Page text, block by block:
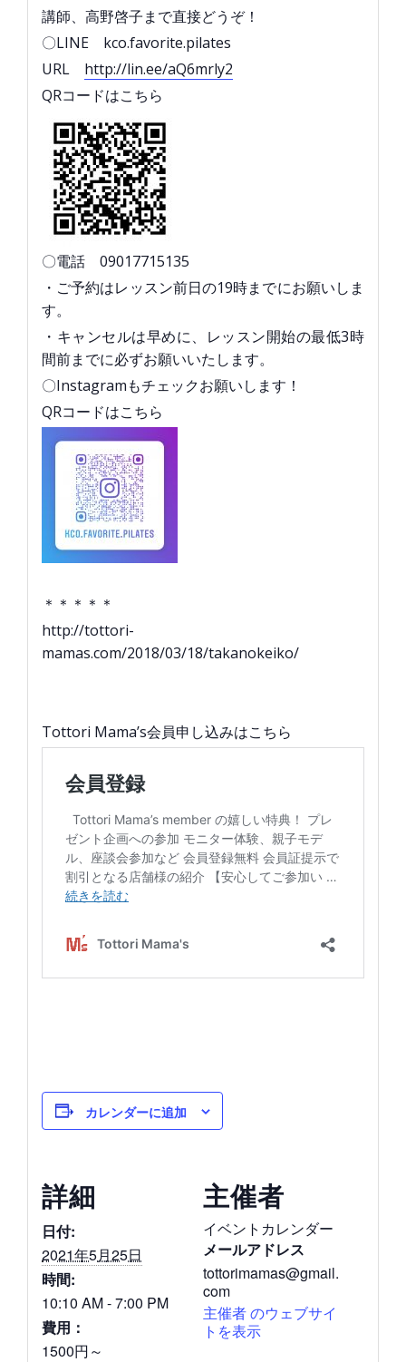
講師、高野啓子まで直接どうぞ！
〇LINE kco.favorite.pilates
URL http://lin.ee/aQ6mrly2
QRコードはこちら
〇電話 09017715135
・ご予約はレッスン前日の19時までにお願いしま
す。
・キャンセルは早めに、レッスン開始の最低3時
間前までに必ずお願いいたします。
〇Instagramもチェックお願いします！
QRコードはこちら
＊＊＊＊＊
http://tottori-
mamas.com/2018/03/18/takanokeiko/
Tottori Mama’s会員申し込みはこちら
カレンダーに追加
詳細
日付:
2021年5月25日
時間:
10:10 AM - 7:00 PM
費用：
1500円～
主催者
イベントカレンダー
メールアドレス
tottorimamas@gmail.
com
主催者 のウェブサイ
トを表示